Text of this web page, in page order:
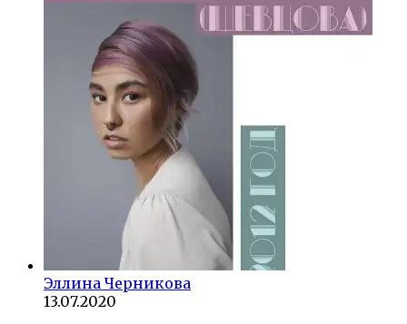
Эллина Черникова
13.07.2020